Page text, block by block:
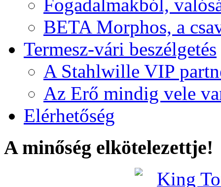
Fogadalmakból,
BETA Morphos, a
Termesz-vári beszélgetés
A Stahlwille VIP
Az Erő mindig vele
Elérhetőség
A minőség elkötelezettje!